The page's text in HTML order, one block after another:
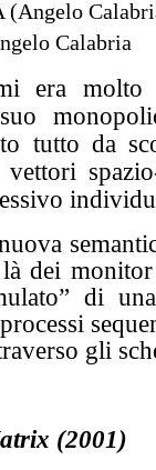
(Angelo
Calabria
era molto
tutto da
dei
di
gli
(2001)